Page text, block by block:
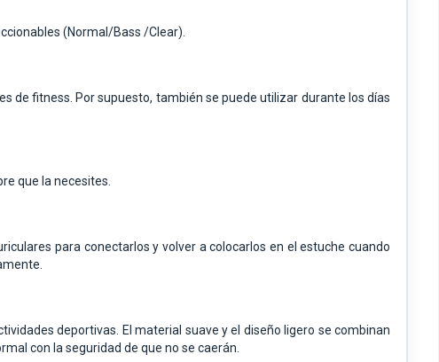
(Normal/Bass /Clear).
de fitness. Por supuesto, también se puede utilizar durante los días
que la necesites.
para conectarlos y volver a colocarlos en el estuche cuando
deportivas. El material suave y el diseño ligero se combinan
con la seguridad de que no se caerán.